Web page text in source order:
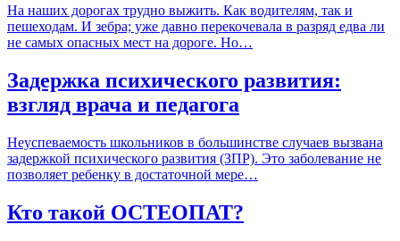
На наших дорогах трудно выжить. Как водителям, так и
пешеходам. И зебра; уже давно перекочевала в разряд едва ли
не самых опасных мест на дороге. Но…
Задержка психического развития:
взгляд врача и педагога
Неуспеваемость школьников в большинстве случаев вызвана
задержкой психического развития (ЗПР). Это заболевание не
позволяет ребенку в достаточной мере…
Кто такой ОСТЕОПАТ?